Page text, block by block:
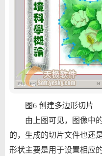
图6 创建多边形切片
由上图可见，图像中的
的，生成的切片文件也还
形状主要是用于设置相应